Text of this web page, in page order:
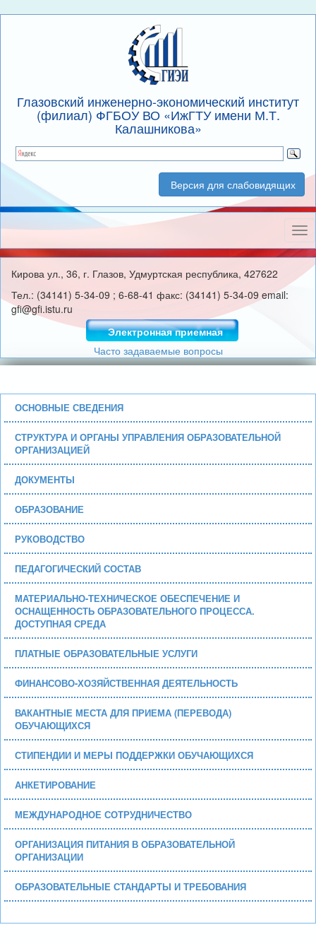
Глазовский инженерно-экономический институт
(филиал) ФГБОУ ВО «ИжГТУ имени М.Т.
Калашникова»
Версия для слабовидящих
Кирова ул., 36, г. Глазов, Удмуртская республика, 427622
Тел.: (34141) 5-34-09 ; 6-68-41 факс: (34141) 5-34-09 email:
gfi@gfi.istu.ru
Электронная приемная
Часто задаваемые вопросы
ОСНОВНЫЕ СВЕДЕНИЯ
СТРУКТУРА И ОРГАНЫ УПРАВЛЕНИЯ ОБРАЗОВАТЕЛЬНОЙ
ОРГАНИЗАЦИЕЙ
ДОКУМЕНТЫ
ОБРАЗОВАНИЕ
РУКОВОДСТВО
ПЕДАГОГИЧЕСКИЙ СОСТАВ
МАТЕРИАЛЬНО-ТЕХНИЧЕСКОЕ ОБЕСПЕЧЕНИЕ И
ОСНАЩЕННОСТЬ ОБРАЗОВАТЕЛЬНОГО ПРОЦЕССА.
ДОСТУПНАЯ СРЕДА
ПЛАТНЫЕ ОБРАЗОВАТЕЛЬНЫЕ УСЛУГИ
ФИНАНСОВО-ХОЗЯЙСТВЕННАЯ ДЕЯТЕЛЬНОСТЬ
ВАКАНТНЫЕ МЕСТА ДЛЯ ПРИЕМА (ПЕРЕВОДА)
ОБУЧАЮЩИХСЯ
СТИПЕНДИИ И МЕРЫ ПОДДЕРЖКИ ОБУЧАЮЩИХСЯ
АНКЕТИРОВАНИЕ
МЕЖДУНАРОДНОЕ СОТРУДНИЧЕСТВО
ОРГАНИЗАЦИЯ ПИТАНИЯ В ОБРАЗОВАТЕЛЬНОЙ
ОРГАНИЗАЦИИ
ОБРАЗОВАТЕЛЬНЫЕ СТАНДАРТЫ И ТРЕБОВАНИЯ